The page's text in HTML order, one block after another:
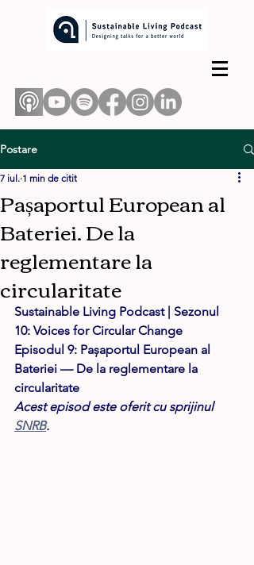
Postare
Pașaportul European al
Bateriei. De la
reglementare la
circularitate
7 iul. 1 min de citit
Sustainable Living Podcast | Sezonul
10: Voices for Circular Change
Episodul 9: Pașaportul European al
Bateriei — De la reglementare la
circularitate
Acest episod este oferit cu sprijinul
SNRB.